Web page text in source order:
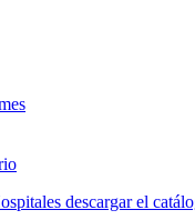
descargar el